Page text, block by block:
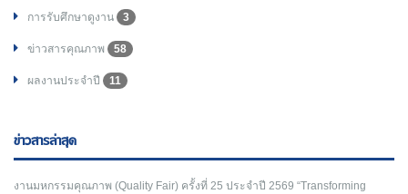
การรับศึกษาดูงาน 3
ข่าวสารคุณภาพ 58
ผลงานประจำปี 11
ข่าวสารล่าสุด
งานมหกรรมคุณภาพ (Quality Fair) ครั้งที่ 25 ประจำปี 2569 “Transforming